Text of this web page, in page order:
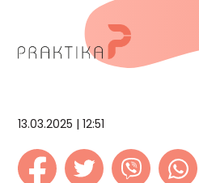
13.03.2025 | 12:51